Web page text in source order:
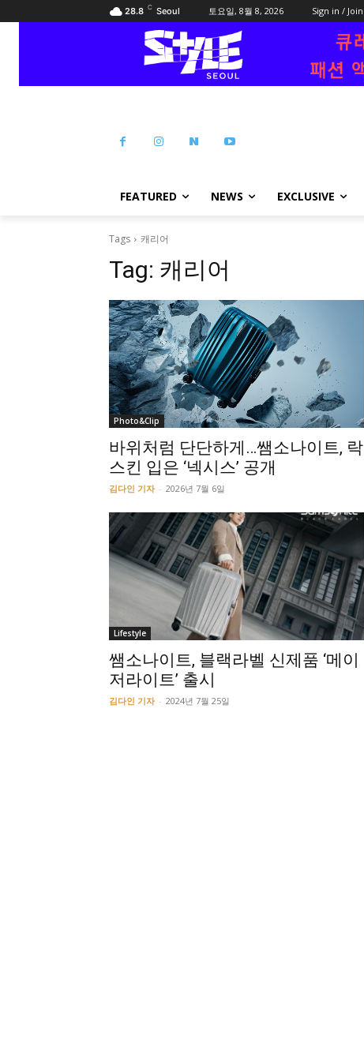
28.8 C Seoul 토요일, 8월 8, 2026 Sign in / Join
FEATURED NEWS EXCLUSIVE
Tags 캐리어
Tag: 캐리어
Photo&Clip
바위처럼 단단하게…쌤소나이트, 락
스킨 입은 ‘넥시스’ 공개
김다인 기자 - 2026년 7월 6일
Lifestyle
쌤소나이트, 블랙라벨 신제품 ‘메이
저라이트’ 출시
김다인 기자 - 2024년 7월 25일